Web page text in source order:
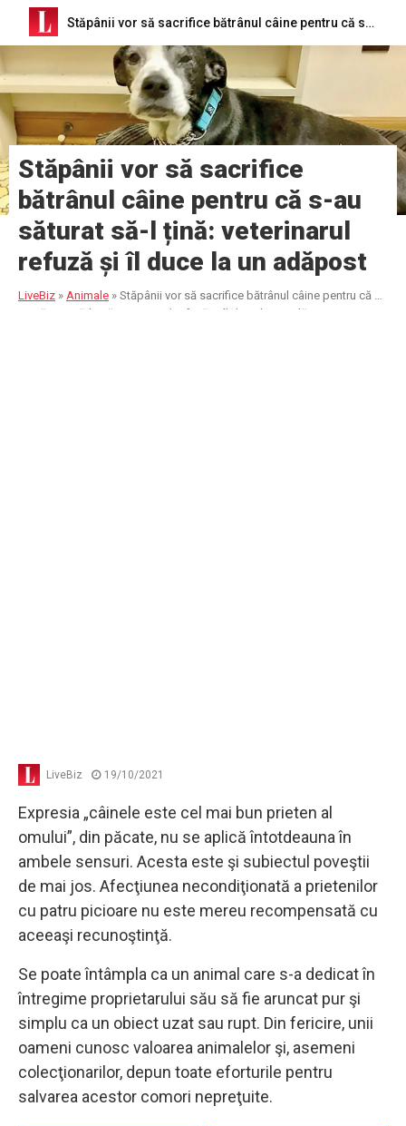
Stăpânii vor să sacrifice bătrânul câine pentru că s-au săturat să-l țină: veterinarul refuză și îl duce la un adăpost
Stăpânii vor să sacrifice
bătrânul câine pentru că s-au
săturat să-l țină: veterinarul
refuză și îl duce la un adăpost
LiveBiz » Animale » Stăpânii vor să sacrifice bătrânul câine pentru că s-
au săturat să-l țină: veterinarul refuză și îl duce la un adăpost
LiveBiz 19/10/2021
Expresia „câinele este cel mai bun prieten al
omului”, din păcate, nu se aplică întotdeauna în
ambele sensuri. Acesta este şi subiectul poveştii
de mai jos. Afecţiunea necondiţionată a prietenilor
cu patru picioare nu este mereu recompensată cu
aceeaşi recunoştinţă.
Se poate întâmpla ca un animal care s-a dedicat în
întregime proprietarului său să fie aruncat pur şi
simplu ca un obiect uzat sau rupt. Din fericire, unii
oameni cunosc valoarea animalelor şi, asemeni
colecţionarilor, depun toate eforturile pentru
salvarea acestor comori nepreţuite.